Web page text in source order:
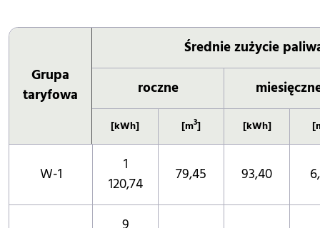
Grupa
taryfowa
Średnie zużycie
roczne
[kWh] [m3] [kWh]
W-1
1
120,74
79,45 93,40